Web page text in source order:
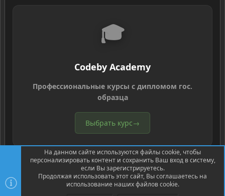
🎓
Codeby Academy
Профессиональные курсы с дипломом гос.
образца
Выбрать курс→
Community platform by XenForo ® © 2010-2026 XenForo Ltd.
На данном сайте используются файлы cookie, чтобы
персонализировать контент и сохранить Ваш вход в систему,
если Вы зарегистрируетесь.
Продолжая использовать этот сайт, Вы соглашаетесь на
использование наших файлов cookie.